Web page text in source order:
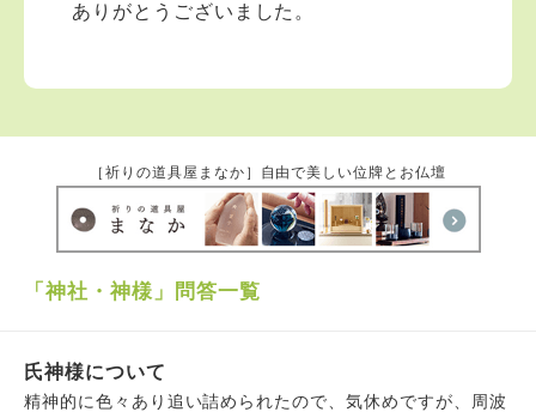
ありがとうございました。
［祈りの道具屋まなか］自由で美しい位牌とお仏壇
「神社・神様」問答一覧
氏神様について
精神的に色々あり追い詰められたので、気休めですが、周波